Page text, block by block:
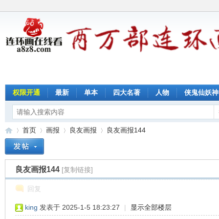
权限开通 最新 单本 四大名著 人物 侠鬼仙妖神
»
首页
›
画报
›
良友画报 良友画报144
良友画报144 [复制链接]
回复
king 发表于 2025-1-5 18:23:27 | 显示全部楼层